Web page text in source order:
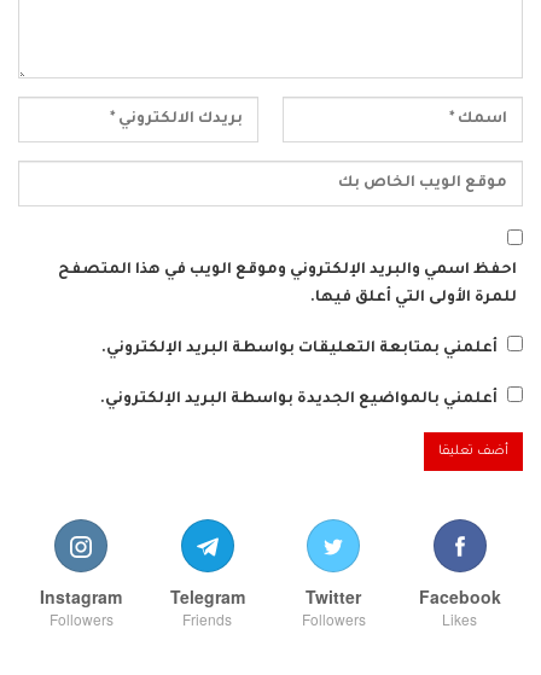
احفظ اسمي والبريد الإلكتروني وموقع الويب في هذا المتصفح
للمرة الأولى التي أعلق فيها.
أعلمني بمتابعة التعليقات بواسطة البريد الإلكتروني.
أعلمني بالمواضيع الجديدة بواسطة البريد الإلكتروني.
Facebook
Likes
Twitter
Followers
Telegram
Friends
Instagram
Followers